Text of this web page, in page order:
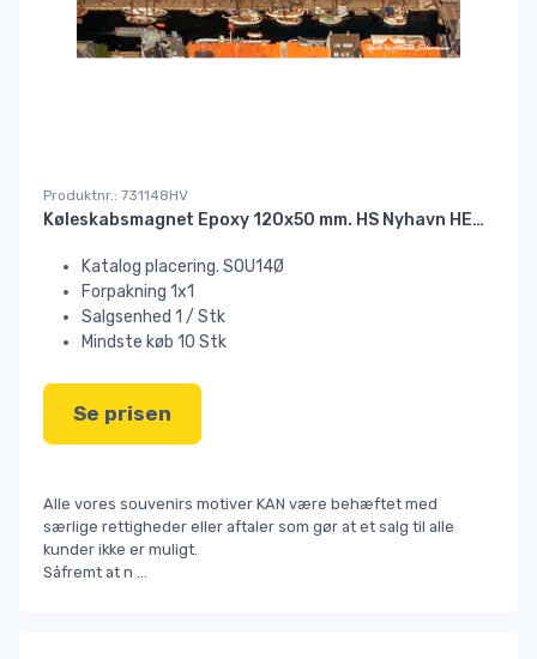
Produktnr.: 731148HV
Køleskabsmagnet Epoxy 120x50 mm. HS Nyhavn HEAVY#
Katalog placering. SOU14Ø
Forpakning 1x1
Salgsenhed 1 / Stk
Mindste køb 10 Stk
Se prisen
Alle vores souvenirs motiver KAN være behæftet med
særlige rettigheder eller aftaler som gør at et salg til alle
kunder ikke er muligt.
Såfremt at n ...